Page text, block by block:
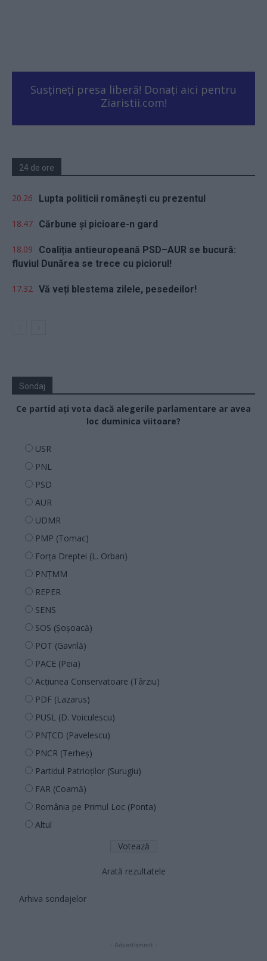
Susțineți presa liberă! Donați aici pentru
Ziaristii.com!
24 de ore
20.26 Lupta politicii românești cu prezentul
18.47 Cărbune și picioare-n gard
18.09
Coaliția antieuropeană PSD–AUR se bucură:
fluviul Dunărea se trece cu piciorul!
17.32 Vă veți blestema zilele, pesedeilor!
Sondaj
Ce partid ați vota dacă alegerile parlamentare ar avea
loc duminica viitoare?
USR
PNL
PSD
AUR
UDMR
PMP (Tomac)
Forța Dreptei (L. Orban)
PNȚMM
REPER
SENS
SOS (Șoșoacă)
POT (Gavrilă)
PACE (Peia)
Acțiunea Conservatoare (Târziu)
PDF (Lazarus)
PUSL (D. Voiculescu)
PNȚCD (Pavelescu)
PNCR (Terheș)
Partidul Patrioților (Surugiu)
FAR (Coarnă)
România pe Primul Loc (Ponta)
Altul
Arată rezultatele
Arhiva sondajelor
- Advertisment -